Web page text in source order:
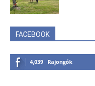
FACEBOOK
4,039 Rajongók